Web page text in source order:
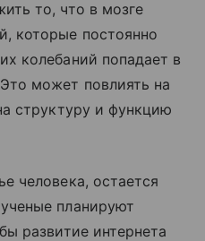
то, что в мозге
которые постоянно
колебаний попадает в
может повлиять на
структуру и функцию
человека, остается
планируют
развитие интернета